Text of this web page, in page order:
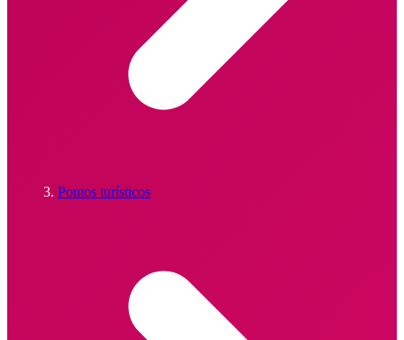
Pontos turísticos